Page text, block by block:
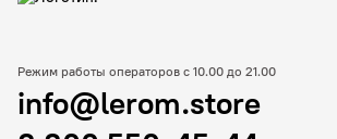
Режим работы операторов с 10.00 до 21.00
info@lerom.store